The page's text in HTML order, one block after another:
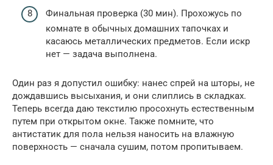
Финальная проверка (30 мин). Прохожусь по
комнате в обычных домашних тапочках и
касаюсь металлических предметов. Если искр
нет — задача выполнена.
Один раз я допустил ошибку: нанес спрей на шторы, не
дождавшись высыхания, и они слиплись в складках.
Теперь всегда даю текстилю просохнуть естественным
путем при открытом окне. Также помните, что
антистатик для пола нельзя наносить на влажную
поверхность — сначала сушим, потом пропитываем.